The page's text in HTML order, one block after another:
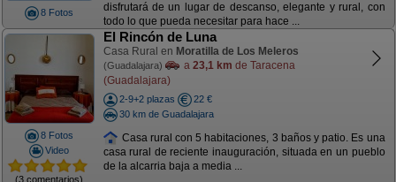
8 Fotos
disfrutará de un lugar de descanso, elegante y rural, con
todo lo que pueda necesitar para hace ...
8 Fotos
Video
(3 comentarios)
El Rincón de Luna
Casa Rural en Moratilla de Los Meleros
(Guadalajara) a 23,1 km de Taracena
(Guadalajara)
2-9+2 plazas
22 €
30 km de Guadalajara
Casa rural con 5 habitaciones, 3 baños y patio. Es una
casa rural de reciente inauguración, situada en un pueblo
de la alcarria baja a media ...